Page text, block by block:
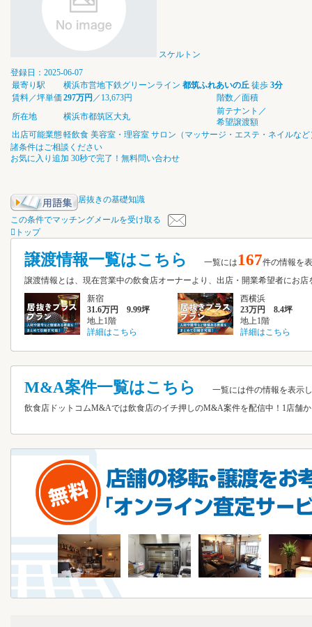
スケルトン
登録日：2025-06-07
最寄り駅
横浜市営地下鉄グリーンライン 都筑ふれあいの丘 徒歩 3分
賃料／坪単価 297万円 ／13,673円
階数／面積
所在地
横浜市都筑区大丸
前テナント／
希望譲渡額
出店可能業態軽飲食 美容室・理容室 サロン（マッサージ・エステ・ネイルなど
諸条件はご相談ください
お気に入り追加 30秒で完了！無料問い合わせ
居抜きの基礎知識
この条件でマッチングメールを受け取る
トップ
譲渡情報一覧はこちら 一覧には167件の情報を
譲渡情報とは、現在営業中の飲食店オーナーより、出店・開業希望者に
新宿
31.6万円 9.99坪
地上1階
詳細はこちら
西横浜
23万円 8.4坪
地上1階
詳細はこちら
M&A案件一覧はこちら 一覧には件の情報を表示
飲食店ドットコムM&Aでは飲食店のイチ押しのM&A案件を配信中！1店